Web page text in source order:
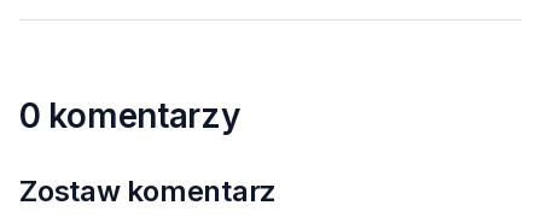
0 komentarzy
Zostaw komentarz